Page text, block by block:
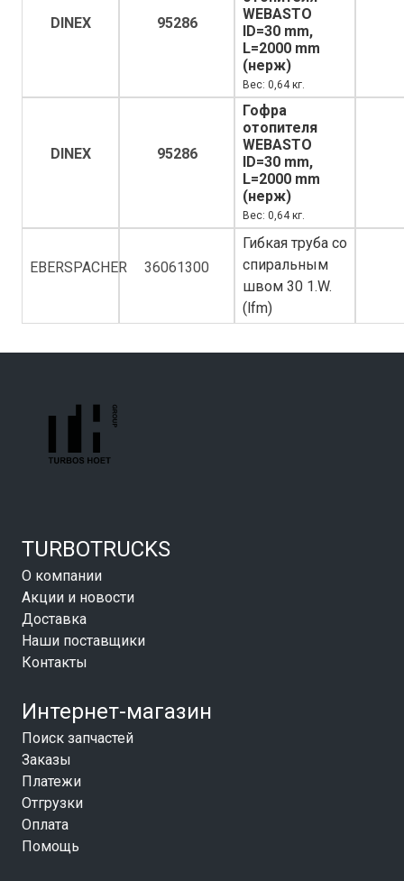
DINEX 95286
WEBASTO
ID=30 mm,
L=2000 mm
(нерж)
Вес: 0,64 кг.
DINEX 95286
Гофра
отопителя
WEBASTO
ID=30 mm,
L=2000 mm
(нерж)
Вес: 0,64 кг.
EBERSPACHER 36061300
Гибкая труба со
спиральным
швом 30 1.W.
(lfm)
TURBOTRUCKS
О компании
Акции и новости
Доставка
Наши поставщики
Контакты
Интернет-магазин
Поиск запчастей
Заказы
Платежи
Отгрузки
Оплата
Помощь